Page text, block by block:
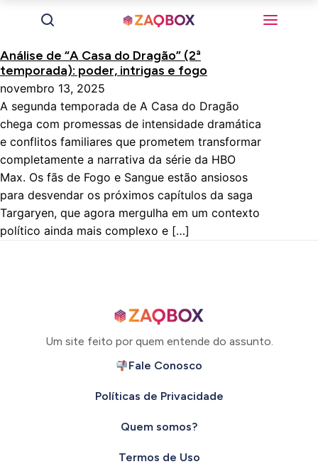
Análise de “A Casa do Dragão” (2ª
temporada): poder, intrigas e fogo
novembro 13, 2025
A segunda temporada de A Casa do Dragão
chega com promessas de intensidade dramática
e conflitos familiares que prometem transformar
completamente a narrativa da série da HBO
Max. Os fãs de Fogo e Sangue estão ansiosos
para desvendar os próximos capítulos da saga
Targaryen, que agora mergulha em um contexto
político ainda mais complexo e […]
Um site feito por quem entende do assunto.
Fale Conosco
Políticas de Privacidade
Quem somos?
Termos de Uso